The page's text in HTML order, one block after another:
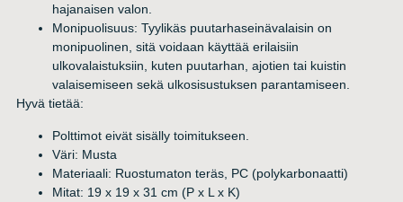
hajanaisen valon.
Monipuolisuus: Tyylikäs puutarhaseinävalaisin on
monipuolinen, sitä voidaan käyttää erilaisiin
ulkovalaistuksiin, kuten puutarhan, ajotien tai kuistin
valaisemiseen sekä ulkosisustuksen parantamiseen.
Hyvä tietää:
Polttimot eivät sisälly toimitukseen.
Väri: Musta
Materiaali: Ruostumaton teräs, PC (polykarbonaatti)
Mitat: 19 x 19 x 31 cm (P x L x K)